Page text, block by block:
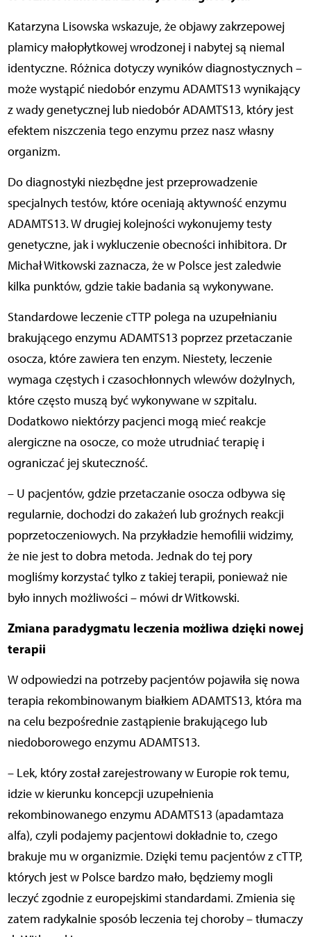
Katarzyna Lisowska wskazuje, że objawy zakrzepowej
plamicy małopłytkowej wrodzonej i nabytej są niemal
identyczne. Różnica dotyczy wyników diagnostycznych –
może wystąpić niedobór enzymu ADAMTS13 wynikający
z wady genetycznej lub niedobór ADAMTS13, który jest
efektem niszczenia tego enzymu przez nasz własny
organizm.
Do diagnostyki niezbędne jest przeprowadzenie
specjalnych testów, które oceniają aktywność enzymu
ADAMTS13. W drugiej kolejności wykonujemy testy
genetyczne, jak i wykluczenie obecności inhibitora. Dr
Michał Witkowski zaznacza, że w Polsce jest zaledwie
kilka punktów, gdzie takie badania są wykonywane.
Standardowe leczenie cTTP polega na uzupełnianiu
brakującego enzymu ADAMTS13 poprzez przetaczanie
osocza, które zawiera ten enzym. Niestety, leczenie
wymaga częstych i czasochłonnych wlewów dożylnych,
które często muszą być wykonywane w szpitalu.
Dodatkowo niektórzy pacjenci mogą mieć reakcje
alergiczne na osocze, co może utrudniać terapię i
ograniczać jej skuteczność.
– U pacjentów, gdzie przetaczanie osocza odbywa się
regularnie, dochodzi do zakażeń lub groźnych reakcji
poprzetoczeniowych. Na przykładzie hemofilii widzimy,
że nie jest to dobra metoda. Jednak do tej pory
mogliśmy korzystać tylko z takiej terapii, ponieważ nie
było innych możliwości – mówi dr Witkowski.
Zmiana paradygmatu leczenia możliwa dzięki nowej
terapii
W odpowiedzi na potrzeby pacjentów pojawiła się nowa
terapia rekombinowanym białkiem ADAMTS13, która ma
na celu bezpośrednie zastąpienie brakującego lub
niedoborowego enzymu ADAMTS13.
– Lek, który został zarejestrowany w Europie rok temu,
idzie w kierunku koncepcji uzupełnienia
rekombinowanego enzymu ADAMTS13 (apadamtaza
alfa), czyli podajemy pacjentowi dokładnie to, czego
brakuje mu w organizmie. Dzięki temu pacjentów z cTTP,
których jest w Polsce bardzo mało, będziemy mogli
leczyć zgodnie z europejskimi standardami. Zmienia się
zatem radykalnie sposób leczenia tej choroby – tłumaczy